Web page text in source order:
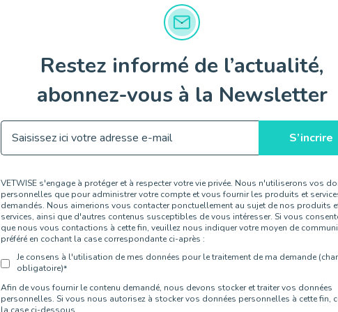
Restez informé de l’actualité,
abonnez-vous à la Newsletter
VETWISE s'engage à protéger et à respecter votre vie privée. Nous n'utiliserons vos
personnelles que pour administrer votre compte et vous fournir les produits et
demandés. Nous aimerions vous contacter ponctuellement au sujet de nos produits
services, ainsi que d'autres contenus susceptibles de vous intéresser. Si vous
que nous vous contactions à cette fin, veuillez nous indiquer votre moyen de
préféré en cochant la case correspondante ci-après :
Je consens à l'utilisation de mes données pour le traitement de ma demande
obligatoire)*
Afin de vous fournir le contenu demandé, nous devons stocker et traiter vos données
personnelles. Si vous nous autorisez à stocker vos données personnelles à cette fin,
la case ci-dessous.